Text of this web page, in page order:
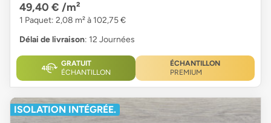
49,40 € /m²
1 Paquet: 2,08 m² à 102,75 €
Délai de livraison: 12 Journées
GRATUIT
ÉCHANTILLON
ÉCHANTILLON
PREMIUM
ISOLATION INTÉGRÉE.